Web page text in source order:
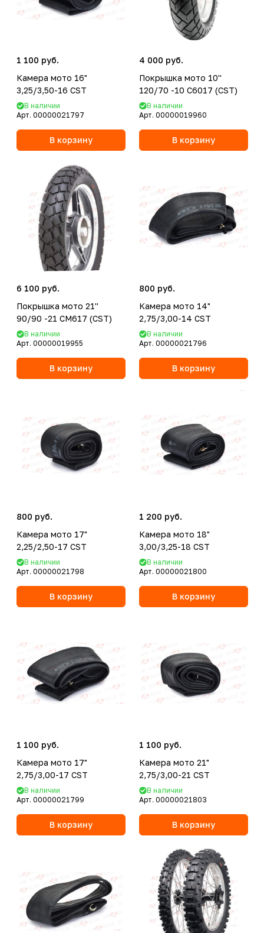
1 100 руб.
Камера мото 16"
3,25/3,50-16 CST
В наличии
Арт. 00000021797
В корзину
4 000 руб.
Покрышка мото 10''
120/70 -10 C6017 (CST)
В наличии
Арт. 00000019960
В корзину
6 100 руб.
Покрышка мото 21''
90/90 -21 CM617 (CST)
В наличии
Арт. 00000019955
В корзину
800 руб.
Камера мото 14"
2,75/3,00-14 CST
В наличии
Арт. 00000021796
В корзину
800 руб.
Камера мото 17"
2,25/2,50-17 CST
В наличии
Арт. 00000021798
В корзину
1 200 руб.
Камера мото 18"
3,00/3,25-18 CST
В наличии
Арт. 00000021800
В корзину
1 100 руб.
Камера мото 17"
2,75/3,00-17 CST
В наличии
Арт. 00000021799
В корзину
1 100 руб.
Камера мото 21"
2,75/3,00-21 CST
В наличии
Арт. 00000021803
В корзину